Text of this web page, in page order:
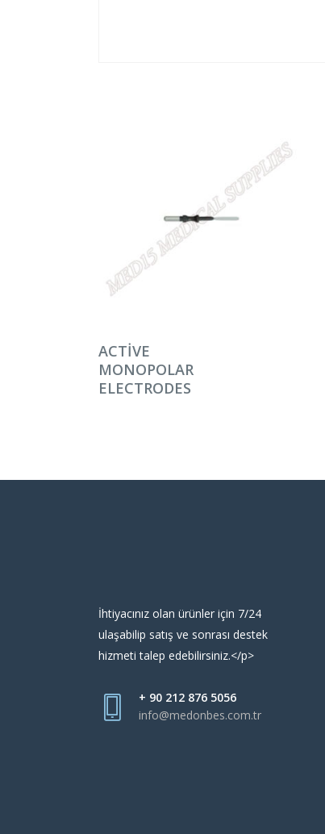
DEVAMINI OKU
ACTIVE
MONOPOLAR
ELECTRODES
İhtiyacınız olan ürünler için 7/24
ulaşabilip satış ve sonrası destek
hizmeti talep edebilirsiniz.</p>
+ 90 212 876 5056
info@medonbes.com.tr